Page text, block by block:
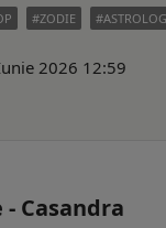
ZODIE
2026 12:59
Casandra